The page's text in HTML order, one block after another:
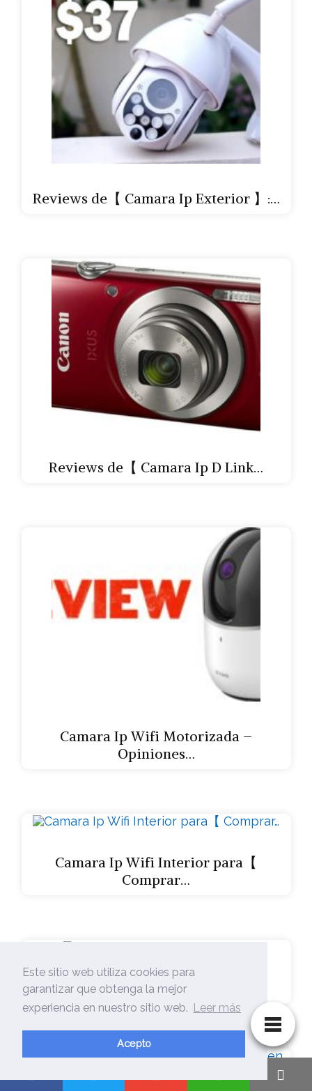
Reviews de【 Camara Ip Exterior 】:…
Reviews de【 Camara Ip D Link…
Camara Ip Wifi Motorizada –
Opiniones…
Camara Ip Wifi Interior para【
Comprar…
Camara Ip Wifi – Opiniones y…
Este sitio web utiliza cookies para
garantizar que obtenga la mejor
experiencia en nuestro sitio web. Leer más
Acepto